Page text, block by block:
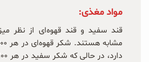
مواد مغذی:
قند سفید و قند قهوه‌ای از نظر